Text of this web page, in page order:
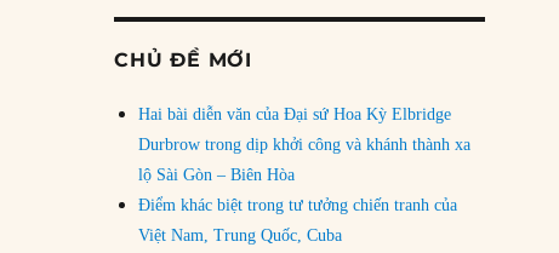
CHỦ ĐỀ MỚI
Hai bài diễn văn của Đại sứ Hoa Kỳ Elbridge
Durbrow trong dịp khởi công và khánh thành xa
lộ Sài Gòn – Biên Hòa
Điểm khác biệt trong tư tưởng chiến tranh của
Việt Nam, Trung Quốc, Cuba